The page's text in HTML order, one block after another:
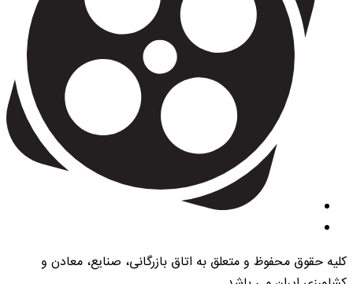
کلیه حقوق محفوظ و متعلق به اتاق بازرگانی، صنایع، معادن و